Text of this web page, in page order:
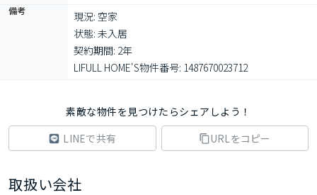
備考
現況: 空家
状態: 未入居
契約期間: 2年
LIFULL HOME'S物件番号: 1487670023712
素敵な物件を見つけたらシェアしよう！
LINEで共有
URLをコピー
取扱い会社